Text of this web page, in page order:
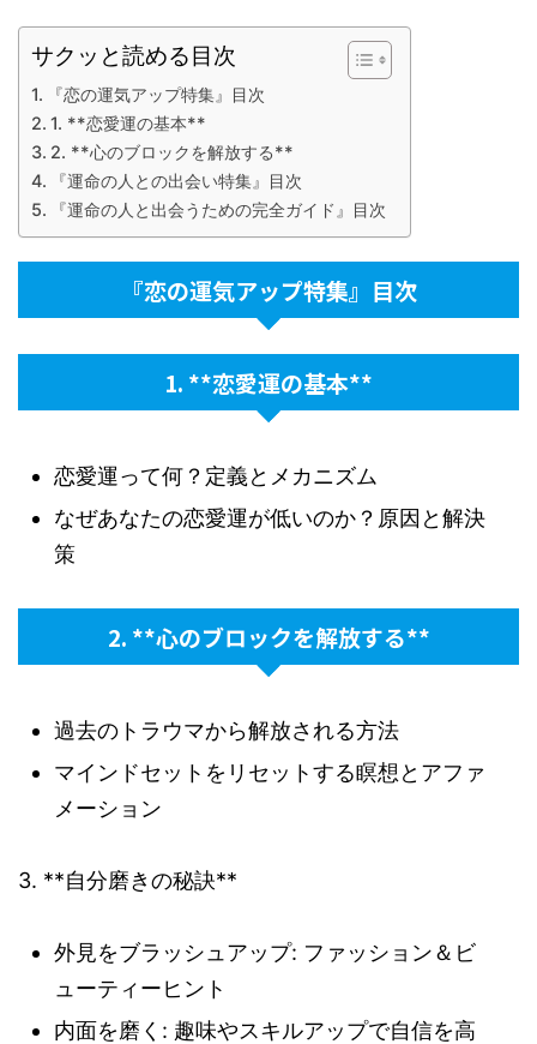
サクッと読める目次
『恋の運気アップ特集』目次
1. **恋愛運の基本**
2. **心のブロックを解放する**
『運命の人との出会い特集』目次
『運命の人と出会うための完全ガイド』目次
『恋の運気アップ特集』目次
1. **恋愛運の基本**
恋愛運って何？定義とメカニズム
なぜあなたの恋愛運が低いのか？原因と解決
策
2. **心のブロックを解放する**
過去のトラウマから解放される方法
マインドセットをリセットする瞑想とアファ
メーション
3. **自分磨きの秘訣**
外見をブラッシュアップ: ファッション＆ビ
ューティーヒント
内面を磨く: 趣味やスキルアップで自信を高